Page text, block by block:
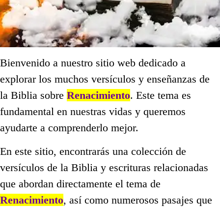
Bienvenido a nuestro sitio web dedicado a
explorar los muchos versículos y enseñanzas de
la Biblia sobre Renacimiento. Este tema es
fundamental en nuestras vidas y queremos
ayudarte a comprenderlo mejor.
En este sitio, encontrarás una colección de
versículos de la Biblia y escrituras relacionadas
que abordan directamente el tema de
Renacimiento, así como numerosos pasajes que